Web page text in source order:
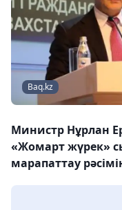
Baq.kz
Министр Нұрлан
«Жомарт жүрек»
марапаттау